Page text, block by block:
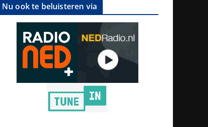
Nu ook te beluisteren via